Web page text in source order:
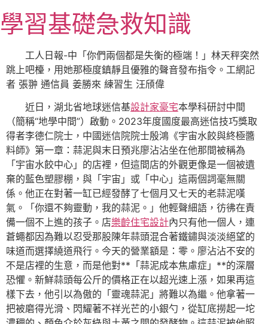
至
主
內
容
學習基礎急救知識
工人日報-中「你們兩個都是失衡的極端！」林天秤突然
跳上吧檯，用她那極度鎮靜且優雅的聲音發布指令。工網記
者 張翀 通信員 姜勝來 練習生 汪頎偉
近日，湖北省地球迷信基設計家豪宅本學科研討中間
（簡稱“地學中間”）啟動。2023年度國度最高迷信技巧獎取
得者李德仁院士，中國迷信院院士殷鴻《宇宙水餃與終極醬
料師》第一章：蒜泥與末日預兆廖沾沾坐在他那間被稱為
「宇宙水餃中心」的店裡，但這間店的外觀更像是一個被遺
棄的藍色塑膠棚，與「宇宙」或「中心」這兩個詞毫無關
係。他正在對著一缸已經發酵了七個月又七天的老蒜泥嘆
氣。「你還不夠靈動，我的蒜泥。」他輕聲細語，彷彿在責
備一個不上進的孩子。店樂齡住宅設計內只有他一個人，連
蒼蠅都因為難以忍受那股陳年蒜頭混合著鐵鏽與淡淡絕望的
味道而選擇繞道飛行。今天的營業額是：零。廖沾沾不安的
不是店裡的生意，而是他對**「蒜泥成本焦慮症」**的深層
恐懼。新鮮蒜頭每公斤的價格正在以超光速上漲，如果再這
樣下去，他引以為傲的「靈魂蒜泥」將難以為繼。他拿著一
把被磨得光滑、閃耀著不祥光芒的小銀勺，從缸底撈起一坨